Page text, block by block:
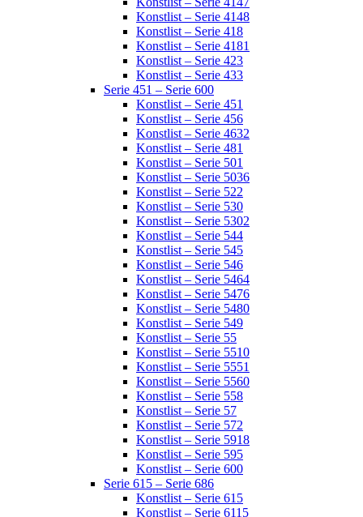
Konstlist – Serie 4148
Konstlist – Serie 418
Konstlist – Serie 4181
Konstlist – Serie 423
Konstlist – Serie 433
Serie 451 – Serie 600
Konstlist – Serie 451
Konstlist – Serie 456
Konstlist – Serie 4632
Konstlist – Serie 481
Konstlist – Serie 501
Konstlist – Serie 5036
Konstlist – Serie 522
Konstlist – Serie 530
Konstlist – Serie 5302
Konstlist – Serie 544
Konstlist – Serie 545
Konstlist – Serie 546
Konstlist – Serie 5464
Konstlist – Serie 5476
Konstlist – Serie 5480
Konstlist – Serie 549
Konstlist – Serie 55
Konstlist – Serie 5510
Konstlist – Serie 5551
Konstlist – Serie 5560
Konstlist – Serie 558
Konstlist – Serie 57
Konstlist – Serie 572
Konstlist – Serie 5918
Konstlist – Serie 595
Konstlist – Serie 600
Serie 615 – Serie 686
Konstlist – Serie 615
Konstlist – Serie 6115